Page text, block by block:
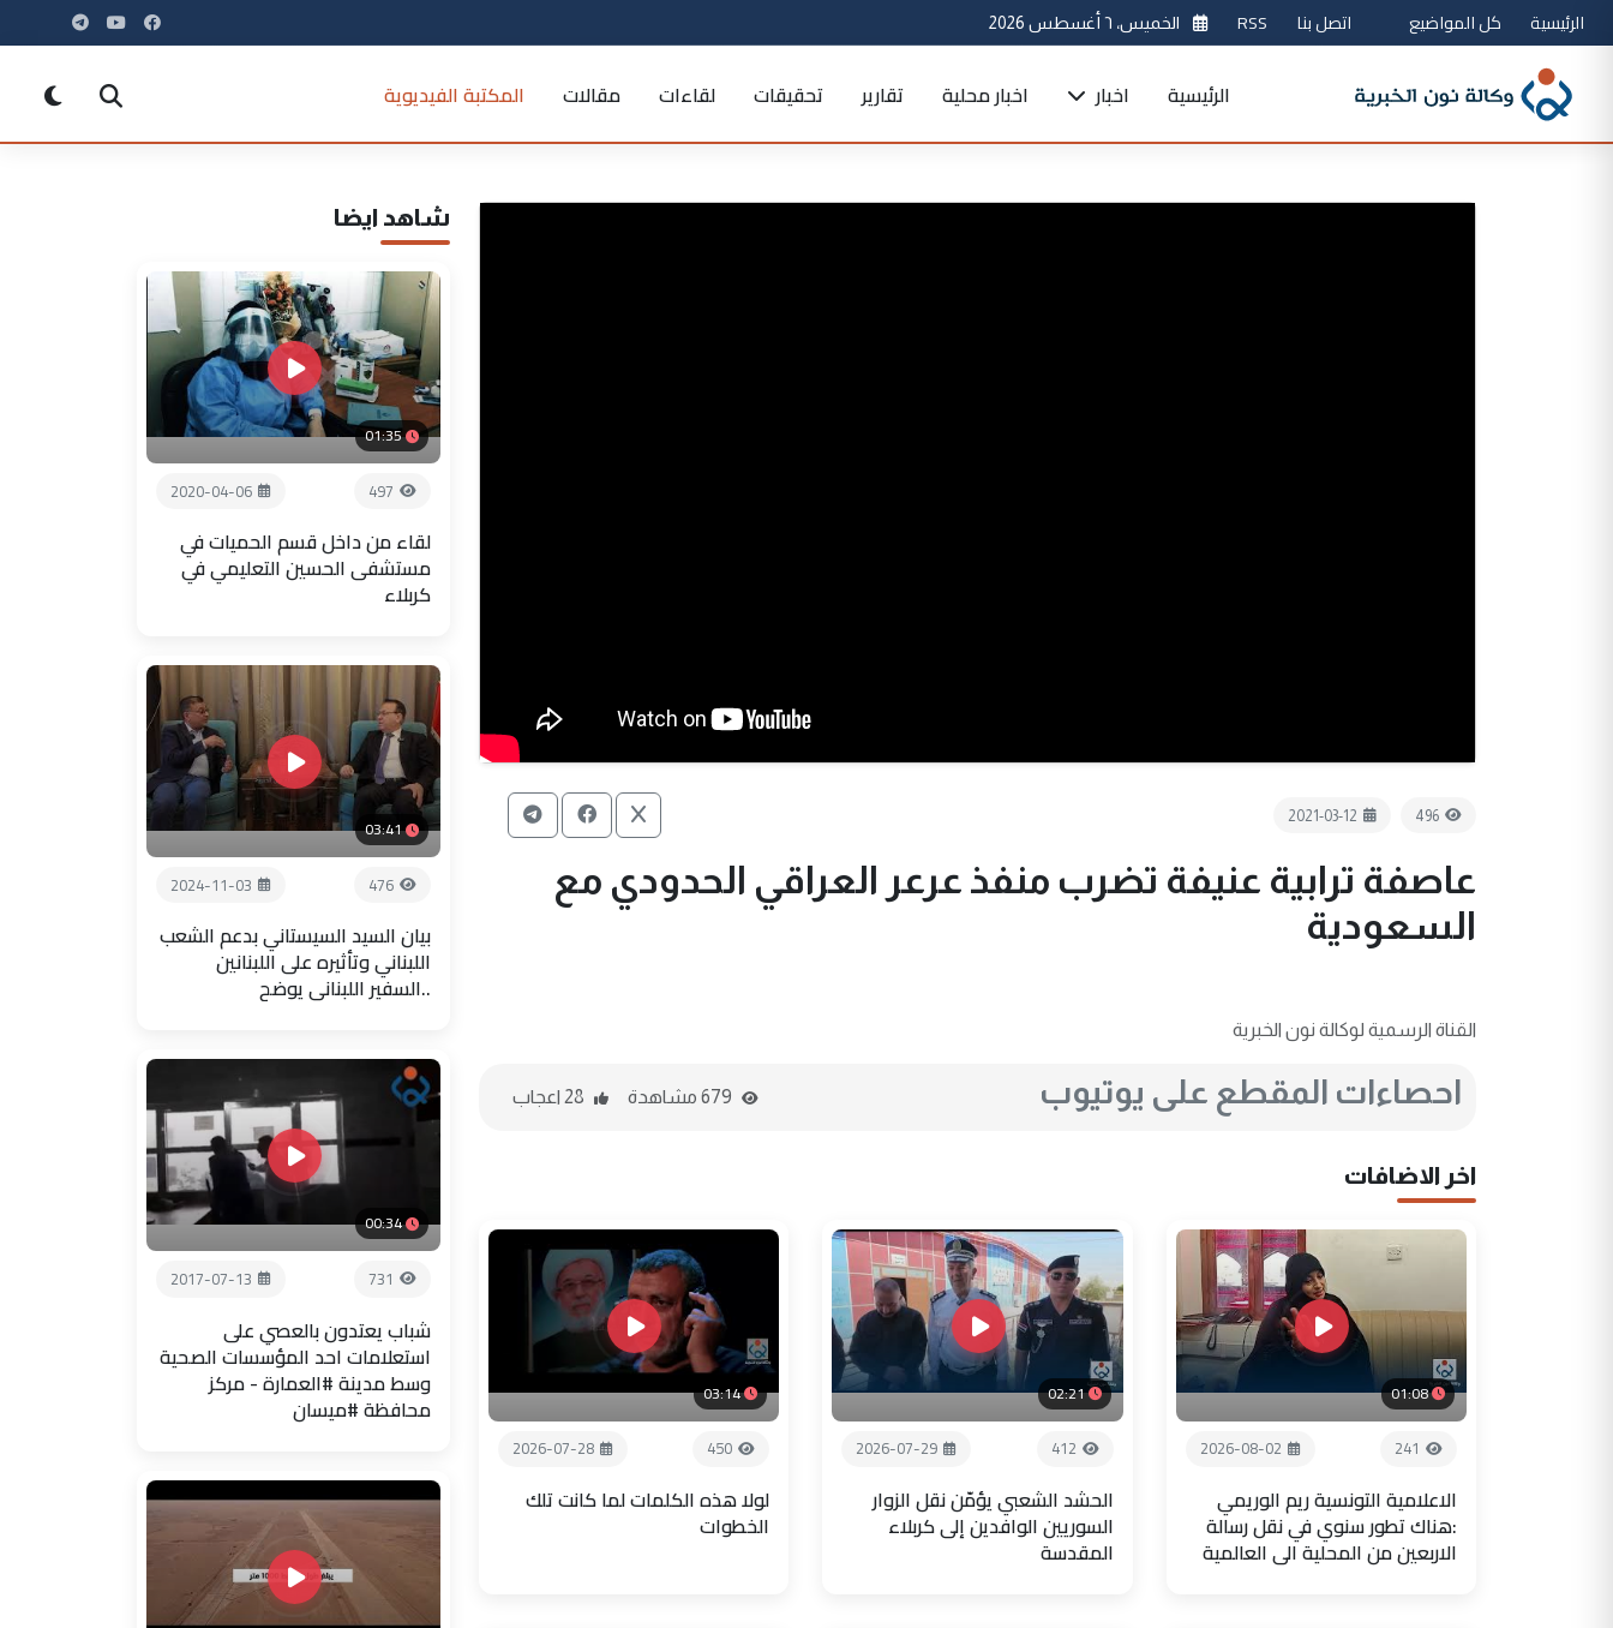
الرئيسية كل المواضيع اتصل بنا RSS الخميس، ٦ أغسطس 2026
الرئيسية اخبار اخبار محلية تقارير تحقيقات لقاءات مقالات المكتبة الفيديوية
496
2021-03-12
عاصفة ترابية عنيفة تضرب منفذ عرعر العراقي الحدودي مع
السعودية
القناة الرسمية لوكالة نون الخبرية
احصاءات المقطع على يوتيوب
اخر الاضافات
01:08
241
2026-08-02
الاعلامية التونسية ريم الوريمي
:هناك تطور سنوي في نقل رسالة
الاربعين من المحلية الى العالمية
02:21
412
2026-07-29
الحشد الشعبي يؤمّن نقل الزوار
السوريين الوافدين إلى كربلاء
المقدسة
03:14
450
2026-07-28
لولا هذه الكلمات لما كانت تلك
الخطوات
شاهد ايضا
01:35
497
2020-04-06
لقاء من داخل قسم الحميات في
مستشفى الحسين التعليمي في
كربلاء
03:41
476
2024-11-03
بيان السيد السيستاني بدعم الشعب
اللبناني وتأثيره على اللبنانين
..السفير اللبناني يوضح
00:34
731
2017-07-13
شباب يعتدون بالعصي على
استعلامات احد المؤسسات الصحية
وسط مدينة #العمارة - مركز
محافظة #ميسان